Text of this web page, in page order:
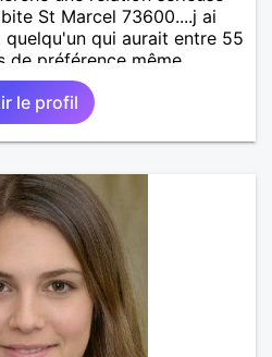
St Marcel 73600....j ai
qui aurait entre 55
de préférence même
aucun contact avec
correspondez à ma
vous répondrai...
le profil